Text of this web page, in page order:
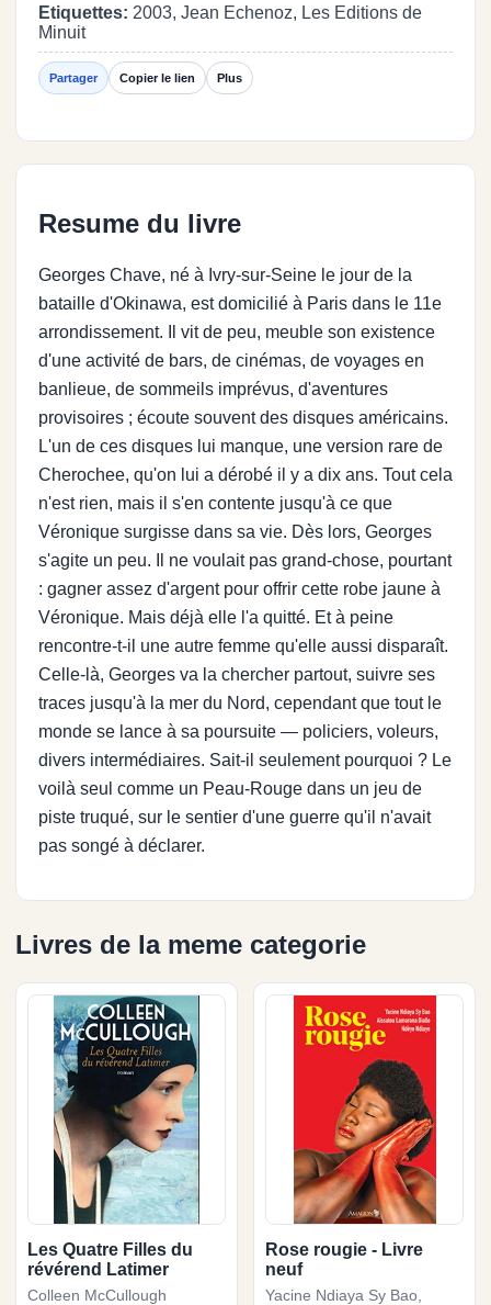
Etiquettes: 2003, Jean Echenoz, Les Editions de
Minuit
Partager Copier le lien Plus
Resume du livre
Georges Chave, né à Ivry-sur-Seine le jour de la
bataille d'Okinawa, est domicilié à Paris dans le 11e
arrondissement. Il vit de peu, meuble son existence
d'une activité de bars, de cinémas, de voyages en
banlieue, de sommeils imprévus, d'aventures
provisoires ; écoute souvent des disques américains.
L'un de ces disques lui manque, une version rare de
Cherochee, qu'on lui a dérobé il y a dix ans. Tout cela
n'est rien, mais il s'en contente jusqu'à ce que
Véronique surgisse dans sa vie. Dès lors, Georges
s'agite un peu. Il ne voulait pas grand-chose, pourtant
: gagner assez d'argent pour offrir cette robe jaune à
Véronique. Mais déjà elle l'a quitté. Et à peine
rencontre-t-il une autre femme qu'elle aussi disparaît.
Celle-là, Georges va la chercher partout, suivre ses
traces jusqu'à la mer du Nord, cependant que tout le
monde se lance à sa poursuite — policiers, voleurs,
divers intermédiaires. Sait-il seulement pourquoi ? Le
voilà seul comme un Peau-Rouge dans un jeu de
piste truqué, sur le sentier d'une guerre qu'il n'avait
pas songé à déclarer.
Livres de la meme categorie
Les Quatre Filles du
révérend Latimer
Colleen McCullough
Rose rougie - Livre
neuf
Yacine Ndiaya Sy Bao,